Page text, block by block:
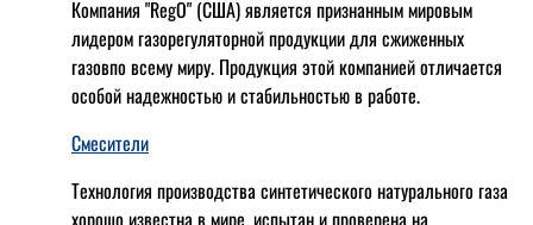
Компания "RegO" (США) является признанным мировым
лидером газорегуляторной продукции для сжиженных
газовпо всему миру. Продукция этой компанией отличается
особой надежностью и стабильностью в работе.
Смесители
Технология производства синтетического натурального газа
хорошо известна в мире, испытан и проверена на